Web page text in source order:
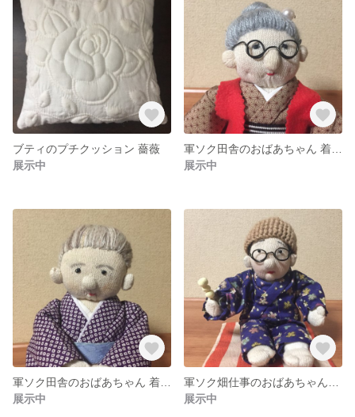
ブティのプチクッション 薔薇
展示中
展示中
展示中
展示中